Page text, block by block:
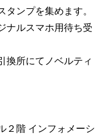
タンプを集めます。
ナルスマホ用待ち受
換所にてノベルティ
２階 インフォメーシ